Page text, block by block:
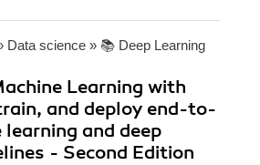
Data science » 📚 Deep Learning
Learning with
and deploy end-to-
learning and deep
- Second Edition